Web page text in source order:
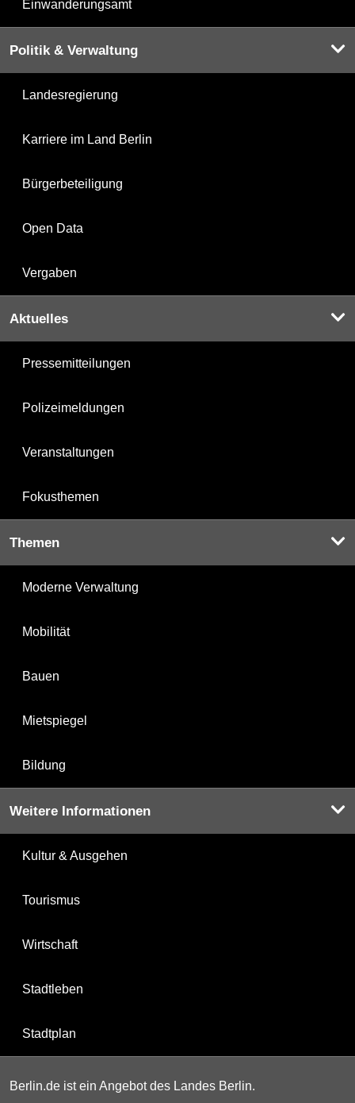
Einwanderungsamt
Politik & Verwaltung
Landesregierung
Karriere im Land Berlin
Bürgerbeteiligung
Open Data
Vergaben
Aktuelles
Pressemitteilungen
Polizeimeldungen
Veranstaltungen
Fokusthemen
Themen
Moderne Verwaltung
Mobilität
Bauen
Mietspiegel
Bildung
Weitere Informationen
Kultur & Ausgehen
Tourismus
Wirtschaft
Stadtleben
Stadtplan
Berlin.de ist ein Angebot des Landes Berlin.